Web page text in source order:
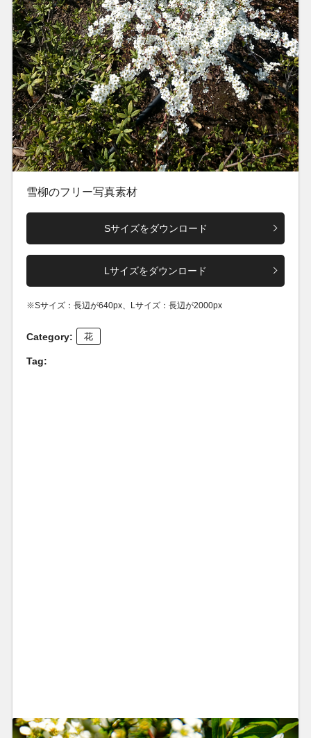
雪柳のフリー写真素材
Sサイズをダウンロード
Lサイズをダウンロード
※Sサイズ：長辺が640px、Lサイズ：長辺が2000px
Category: 花
Tag: